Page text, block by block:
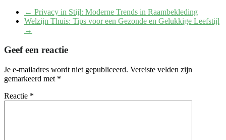
← Privacy in Stijl: Moderne Trends in Raambekleding
Welzijn Thuis: Tips voor een Gezonde en Gelukkige Leefstijl
→
Geef een reactie
Je e-mailadres wordt niet gepubliceerd. Vereiste velden zijn
gemarkeerd met *
Reactie *